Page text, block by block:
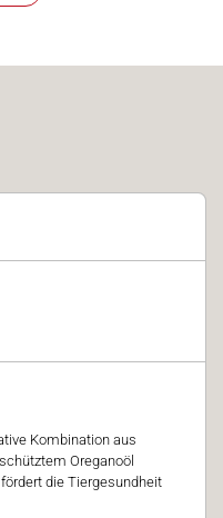
Kombination aus
Oreganoöl
die Tiergesundheit